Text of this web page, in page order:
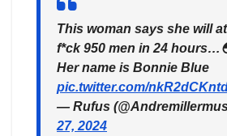
This woman says she will
f*ck 950 men in 24
Her name is Bonnie Blue
pic.twitter.com/
— Rufus
27, 2024